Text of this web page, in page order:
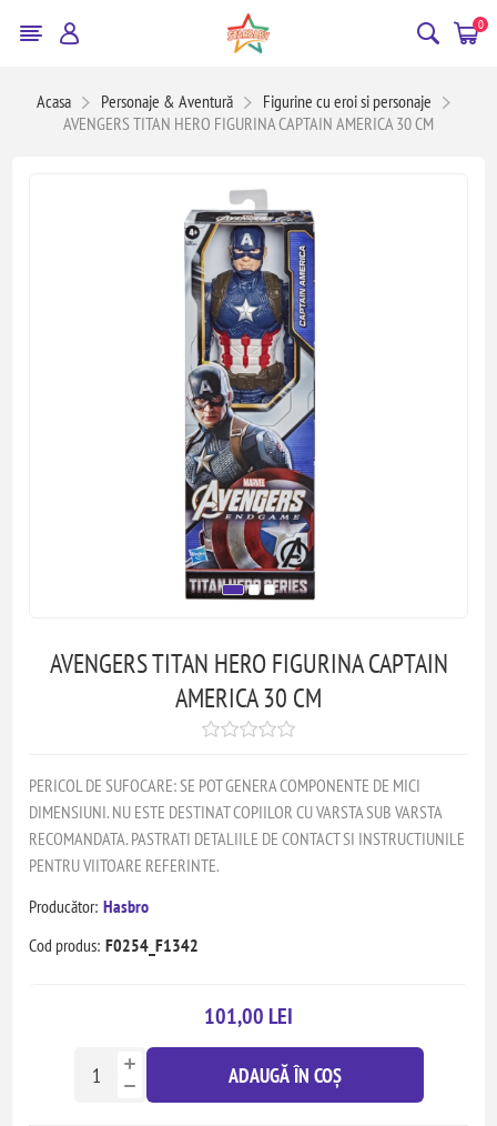
0
Acasa Personaje & Aventură
Figurine cu eroi si personaje
AVENGERS TITAN HERO FIGURINA CAPTAIN AMERICA 30 CM
AVENGERS TITAN HERO FIGURINA CAPTAIN
AMERICA 30 CM
PERICOL DE SUFOCARE: SE POT GENERA COMPONENTE DE MICI
DIMENSIUNI. NU ESTE DESTINAT COPIILOR CU VARSTA SUB VARSTA
RECOMANDATA. PASTRATI DETALIILE DE CONTACT SI INSTRUCTIUNILE
PENTRU VIITOARE REFERINTE.
Producător: Hasbro
Cod produs: F0254_F1342
101,00 LEI
ADAUGĂ ÎN COȘ